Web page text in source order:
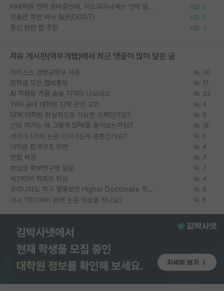
타대학원 컨텍 준비중인데, 지도교수님께는 언제 말씀드려야 할까요? 2
정출연 학연 박사 질문(DGIST) 2
통신 관련 랩 추천 3
자유 게시판(아무개랩)에서 최근 댓글이 많이 달린 글
카이스트 경영공학부 서류 30
장학금 모은 랩비통장 21
AI 학회들 거품 슬슬 지적이 나오네요 33
YKH 공대 대학원 진학 관련 고민 4
SPK 대학원 현실적으로 가능한 스펙인가요? 6
근데 여기는 왜 그렇게 SPK를 물어보는거임? 18
석사가 1저자 논문 가져가는게 흔한건가요? 5
대학원 합격구조 관련 4
면접 복장 7
편입생 학부연구생 질문 7
세컨티어 학회의 위상 4
우리나라도 학구 열풍보면 Higher Doctorate 학위가 필요하다고 봅니다. 9
석사 1학기부터 원래 논문 작성을 하나요? 5